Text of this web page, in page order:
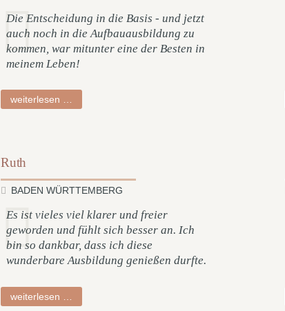
Die Entscheidung in die Basis - und jetzt
auch noch in die Aufbauausbildung zu
kommen, war mitunter eine der Besten in
meinem Leben!
weiterlesen …
Ruth
BADEN WÜRTTEMBERG
Es ist vieles viel klarer und freier
geworden und fühlt sich besser an. Ich
bin so dankbar, dass ich diese
wunderbare Ausbildung genießen durfte.
weiterlesen …